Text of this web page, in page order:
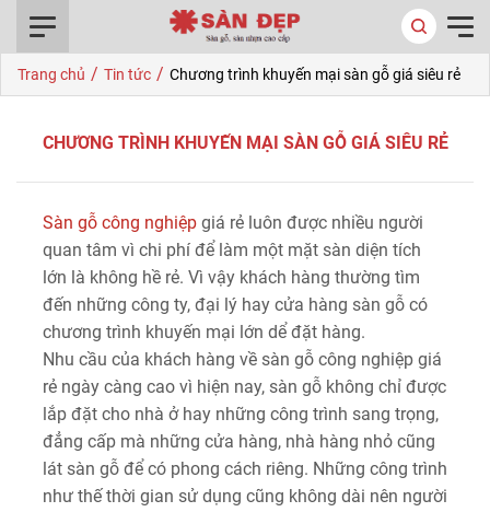
Trang chủ / Tin tức / Chương trình khuyến mại sàn gỗ giá siêu rẻ
CHƯƠNG TRÌNH KHUYẾN MẠI SÀN GỖ GIÁ SIÊU RẺ
Sàn gỗ công nghiệp giá rẻ luôn được nhiều người
quan tâm vì chi phí để làm một mặt sàn diện tích
lớn là không hề rẻ. Vì vậy khách hàng thường tìm
đến những công ty, đại lý hay cửa hàng sàn gỗ có
chương trình khuyến mại lớn dể đặt hàng.
Nhu cầu của khách hàng về sàn gỗ công nghiệp giá
rẻ ngày càng cao vì hiện nay, sàn gỗ không chỉ được
lắp đặt cho nhà ở hay những công trình sang trọng,
đẳng cấp mà những cửa hàng, nhà hàng nhỏ cũng
lát sàn gỗ để có phong cách riêng. Những công trình
như thế thời gian sử dụng cũng không dài nên người